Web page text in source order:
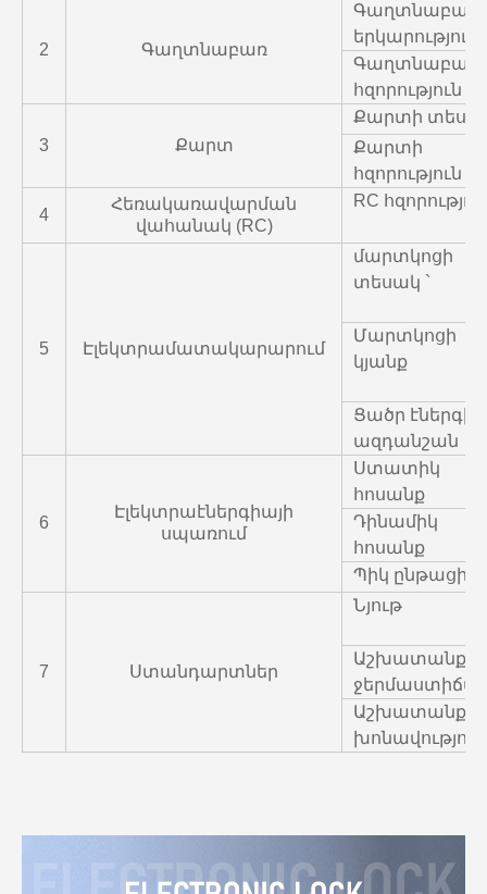
2 Գաղտնաբառ
հզորություն
3 Քարտ
Քարտի
Քարտի
հզորություն
4
Հեռակառավարման
վահանակ (RC)
RC
5 Էլեկտրամատակարարում
մարտկոցի
տեսակ `
Մարտկոցի
կյանք
Ցածր
ազդանշան
6
Էլեկտրաէներգիայի
սպառում
Ստատիկ
հոսանք
Դինամիկ
հոսանք
Պիկ ընթացիկ
7 Ստանդարտներ
Նյութ
խոնավություն